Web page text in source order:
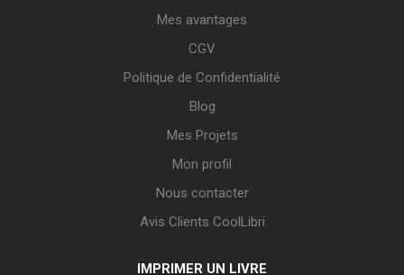
Mes avantages
CGV
Politique de Confidentialité
Blog
Mes Projets
Mon profil
Nous contacter
Avis Clients CoolLibri
IMPRIMER UN LIVRE